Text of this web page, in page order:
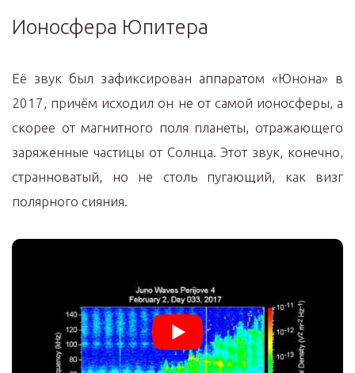
Ионосфера Юпитера
Её звук был зафиксирован аппаратом «Юнона» в
2017, причём исходил он не от самой ионосферы, а
скорее от магнитного поля планеты, отражающего
заряженные частицы от Солнца. Этот звук, конечно,
странноватый, но не столь пугающий, как визг
полярного сияния.